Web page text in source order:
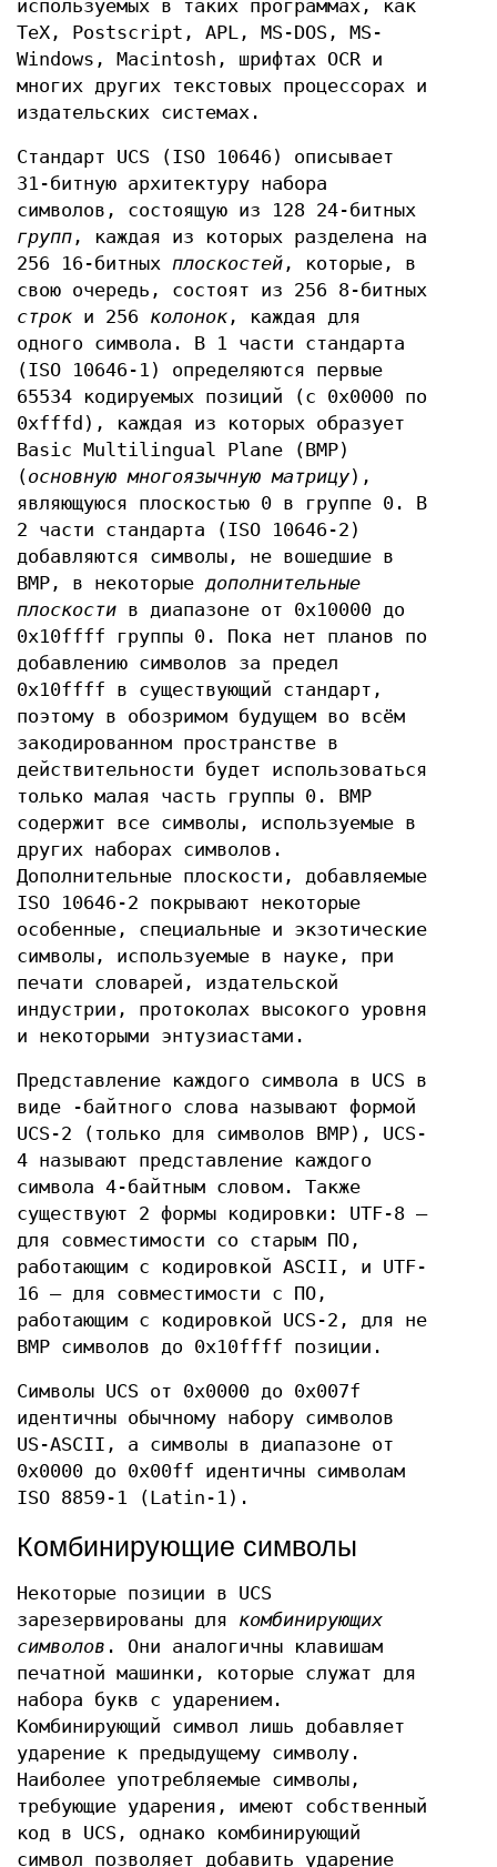
используемых в таких программах, как
TeX, Postscript, APL, MS-DOS, MS-
Windows, Macintosh, шрифтах OCR и
многих других текстовых процессорах и
издательских системах.
Стандарт UCS (ISO 10646) описывает
31-битную архитектуру набора
символов, состоящую из 128 24-битных
групп , каждая из которых разделена на
256 16-битных плоскостей , которые, в
свою очередь, состоят из 256 8-битных
строк и 256 колонок , каждая для
одного символа. В 1 части стандарта
(ISO 10646-1) определяются первые
65534 кодируемых позиций (с 0x0000 по
0xfffd), каждая из которых образует
Basic Multilingual Plane (BMP)
(основную многоязычную матрицу),
являющуюся плоскостью 0 в группе 0. В
2 части стандарта (ISO 10646-2)
добавляются символы, не вошедшие в
BMP, в некоторые дополнительные
плоскости в диапазоне от 0x10000 до
0x10ffff группы 0. Пока нет планов по
добавлению символов за предел
0x10ffff в существующий стандарт,
поэтому в обозримом будущем во всём
закодированном пространстве в
действительности будет использоваться
только малая часть группы 0. BMP
содержит все символы, используемые в
других наборах символов.
Дополнительные плоскости, добавляемые
ISO 10646-2 покрывают некоторые
особенные, специальные и экзотические
символы, используемые в науке, при
печати словарей, издательской
индустрии, протоколах высокого уровня
и некоторыми энтузиастами.
Представление каждого символа в UCS в
виде -байтного слова называют формой
UCS-2 (только для символов BMP), UCS-
4 называют представление каждого
символа 4-байтным словом. Также
существуют 2 формы кодировки: UTF-8 —
для совместимости со старым ПО,
работающим с кодировкой ASCII, и UTF-
16 — для совместимости с ПО,
работающим с кодировкой UCS-2, для не
BMP символов до 0x10ffff позиции.
Символы UCS от 0x0000 до 0x007f
идентичны обычному набору символов
US-ASCII, а символы в диапазоне от
0x0000 до 0x00ff идентичны символам
ISO 8859-1 (Latin-1).
Комбинирующие символы
Некоторые позиции в UCS
зарезервированы для комбинирующих
символов . Они аналогичны клавишам
печатной машинки, которые служат для
набора букв с ударением.
Комбинирующий символ лишь добавляет
ударение к предыдущему символу.
Наиболее употребляемые символы,
требующие ударения, имеют собственный
код в UCS, однако комбинирующий
символ позволяет добавить ударение